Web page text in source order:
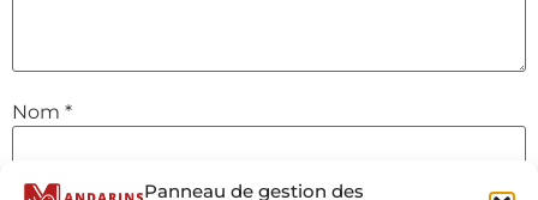
Panneau de gestion des
Nom *